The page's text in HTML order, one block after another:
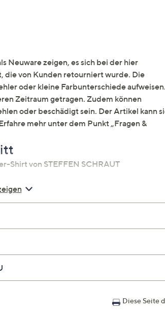
Neuware zeigen, es sich bei der hier
die von Kunden retourniert wurde. Die
oder kleine Farbunterschiede
Zeitraum getragen. Zudem können
oder beschädigt sein. Der Artikel kann
mehr unter dem Punkt „Fragen &
Shirt von STEFFEN SCHRAUT
Diese Seite